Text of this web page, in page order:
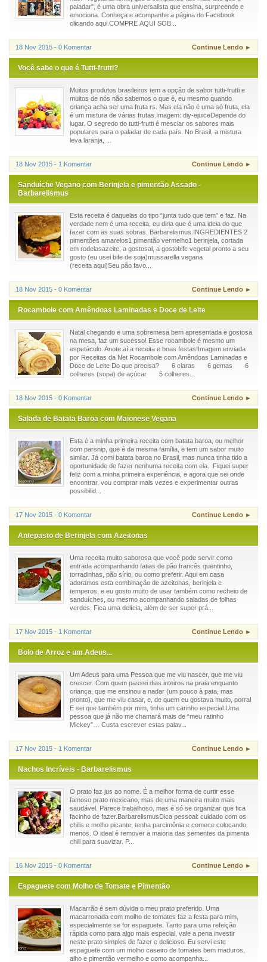
paladar", é uma obra universalista que ensina, surpreende e
emociona. Conheça e acompanhe a página do Facebook
clicando aqui.COMPRE AQUI SOB...
18 Nov 2015 - 0 Komentar Continue Lendo ►
Você sabe o que é Tutti-frutti?
Muitos produtos brasileiros tem a opção de sabor tutti-frutti e
muitos de nós não sabemos o que é, eu mesmo quando
criança acha ser uma fruta rs. Mas ela não é uma só fruta, ela
é um mistura de várias frutas.Imagem: diy-ejuiceDepende do
lugar. O segredo do tutti-frutti é mesclar os sabores mais
populares para o paladar de cada país. No Brasil, a mistura
leva laranja, ...
18 Nov 2015 - 1 Komentar Continue Lendo ►
Sanduíche Vegano com Berinjela e pimentão Assado -
Barbarelismus
Esta receita é daquelas do tipo “junta tudo que tem” e faz. Na
verdade nem é uma receita, eu diria que é uma ideia do que
fazer com as suas sobras. Barbarelismus.INGREDIENTES 2
pimentões amarelos1 pimentão vermelho1 berinjela, cortada
em rodelasazeite, a gostosal, a gostobife vegetal pronto a seu
gosto (eu usei bife de soja)mussarella vegana
(receita aqui)Seu pão favo...
18 Nov 2015 - 0 Komentar Continue Lendo ►
Rocambole com Amêndoas Laminadas e Doce de Leite
Natal chegando e uma sobremesa bem apresentada e gostosa
na mesa, faz um sucesso! Esse rocambole é mesmo um
espetáculo. Anote aí a receita e boas festas!Imagem enviada
por Receitas da Net Rocambole com Amêndoas Laminadas e
Doce de Leite Do que precisa? 6 claras 6 gemas 6
colheres (sopa) de açúcar 5 colheres...
18 Nov 2015 - 0 Komentar Continue Lendo ►
Salada de Batata Baroa com Maionese Vegana
Esta é a minha primeira receita com batata baroa, ou melhor
com parsnip, que é da mesma família, e tem um sabor muito
similar. Já comi batata baroa no Brasil, mas nunca tinha tido a
oportunidade de fazer nenhuma receita com ela. Fiquei super
feliz com a minha primeira experiência, e agora que sei onde
encontrar, vou comprar mais vezes e experimentar outras
possibilid...
17 Nov 2015 - 0 Komentar Continue Lendo ►
Antepasto de Berinjela com Azeitonas
Uma receita muito saborosa que você pode servir como
entrada acompanhando fatias de pão francês quentinho,
torradinhas, pão sírio, ou como preferir. Aqui em casa
adoramos esta combinação de azeitonas, berinjela e
temperos, e eu gosto muito de usar também como recheio de
sanduíches, ou mesmo acompanhando saladas de folhas
verdes. Fica uma delícia, além de ser super prá...
17 Nov 2015 - 1 Komentar Continue Lendo ►
Bolo de Arroz e um Adeus...
Um Adeus para uma Pessoa que me viu nascer, que me viu
crescer. Com quem passei dias inteiros na praia enquanto
criança, que me ensinou a nadar (um pouco à pata, mas
pronto), que me viu casar, e, de quem eu gostava muito, porra!
E sei que também por mim, tinha um carinho especial.Uma
pessoa que já não me chamará mais de “meu ratinho
Mickey”… Custa escrever estas palav...
17 Nov 2015 - 1 Komentar Continue Lendo ►
Nachos Incríveis - Barbarelismus
O prato faz jus ao nome. É a melhor forma de curtir esse
famoso prato mexicano, mas de uma maneira muito mais
saudável. Parece trabalhoso, mas é só se organizar que fica
facinho de fazer.BarbarelismusDica pessoal: cuidado com os
chilis e molho picante, tenha parcimônia e comece colocando
menos. O ideal é remover a maioria das sementes da pimenta
chili para suavizar. P...
16 Nov 2015 - 0 Komentar Continue Lendo ►
Espaguete com Molho de Tomate e Pimentão
Macarrão é sem dúvida o meu prato preferido. Uma
macarronada com molho de tomates faz a festa para mim,
especialmente se for espaguete. Tanto para uma refeição
rápida como para algo mais especial, vale a pena investir
neste prato simples de fazer e delicioso. Eu servi este
espaguete com um molho caseiro de tomates bem maduros,
alho e pimentão vermelho e como acompanha...